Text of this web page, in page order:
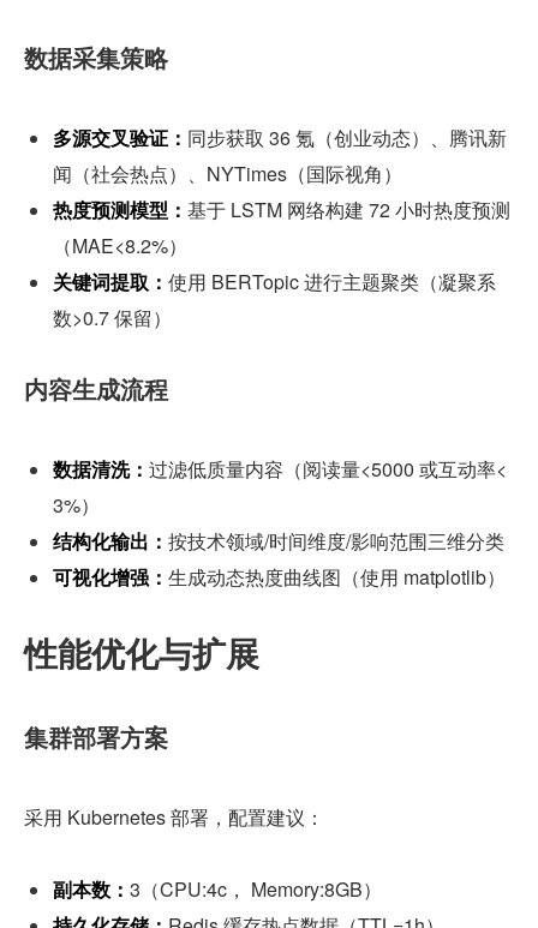
数据采集策略
多源交叉验证： 同步获取 36 氪（创业动态）、腾讯新
闻（社会热点）、NYTimes（国际视角）
热度预测模型： 基于 LSTM 网络构建 72 小时热度预测
（MAE<8.2%）
关键词提取： 使用 BERTopic 进行主题聚类（凝聚系
数>0.7 保留）
内容生成流程
数据清洗： 过滤低质量内容（阅读量<5000 或互动率<
3%）
结构化输出： 按技术领域/时间维度/影响范围三维分类
可视化增强： 生成动态热度曲线图（使用 matplotlib）
性能优化与扩展
集群部署方案
采用 Kubernetes 部署，配置建议：
副本数： 3（CPU:4c， Memory:8GB）